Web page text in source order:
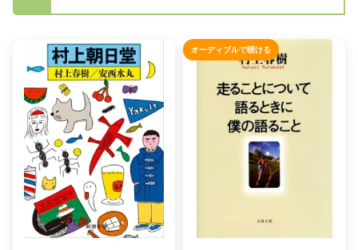
オーディブルで聴ける